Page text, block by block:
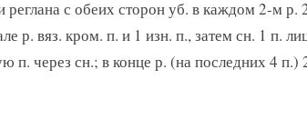
с обеих сторон уб. в каждом 2-м р.
р. вяз. кром. п. и 1 изн. п., затем сн. 1 п.
п. через сн.; в конце р. (на последних 4 п.)